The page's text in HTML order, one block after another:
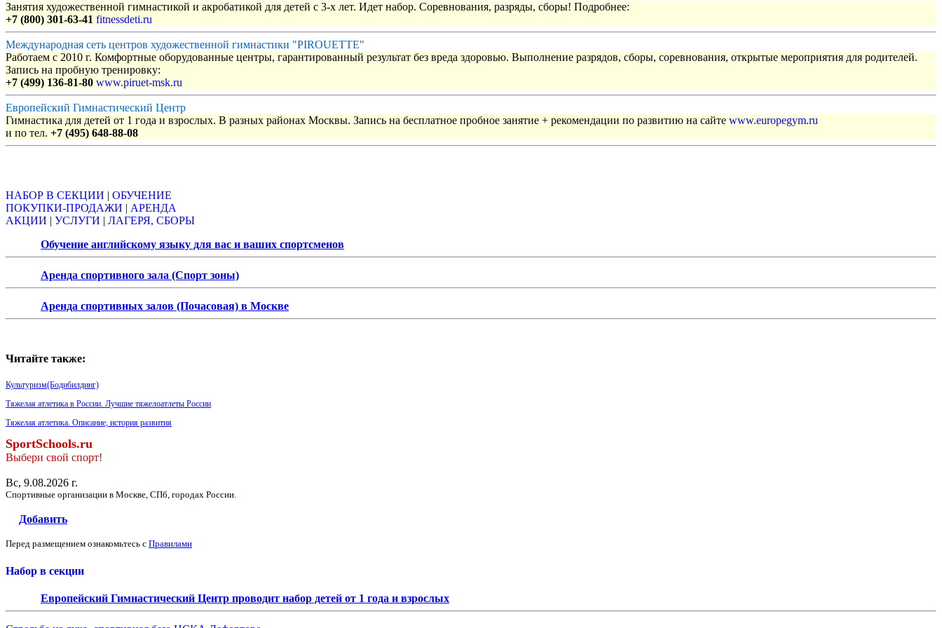
Занятия художественной гимнастикой и акробатикой для детей с 3-х лет. Идет набор. Соревнования, разряды, сборы! Подробнее:
+7 (800) 301-63-41 fitnessdeti.ru
Международная сеть центров художественной гимнастики "PIROUETTE"
Работаем с 2010 г. Комфортные оборудованные центры, гарантированный результат без вреда здоровью. Выполнение разрядов, сборы, соревнования, открытые мероприятия для родителей.
Запись на пробную тренировку:
+7 (499) 136-81-80 www.piruet-msk.ru
Европейский Гимнастический Центр
Гимнастика для детей от 1 года и взрослых. В разных районах Москвы. Запись на бесплатное пробное занятие + рекомендации по развитию на сайте www.europegym.ru
и по тел. +7 (495) 648-88-08
НАБОР В СЕКЦИИ | ОБУЧЕНИЕ
ПОКУПКИ-ПРОДАЖИ | АРЕНДА
АКЦИИ | УСЛУГИ | ЛАГЕРЯ, СБОРЫ
Обучение английскому языку для вас и ваших спортсменов
Аренда спортивного зала (Спорт зоны)
Аренда спортивных залов (Почасовая) в Москве
Читайте также:
Культуризм(Бодибилдинг)
Тяжелая атлетика в России. Лучшие тяжелоатлеты России
Тяжелая атлетика. Описание, история развития
SportSchools.ru
Выбери свой спорт!
Вс, 9.08.2026 г.
Спортивные организации в Москве, СПб, городах России.
Добавить
Перед размещением ознакомьтесь с Правилами
Набор в секции
Европейский Гимнастический Центр проводит набор детей от 1 года и взрослых